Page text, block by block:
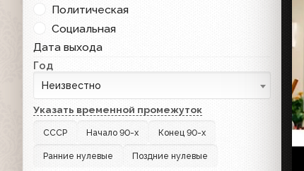
Политическая
Социальная
Дата выхода
Год
Неизвестно
Указать временной промежуток
СССР Начало 90-х Конец 90-х
Ранние нулевые Поздние нулевые